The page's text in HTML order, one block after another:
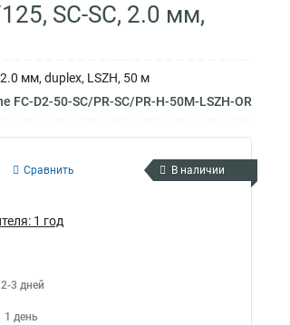
SC-SC, 2.0 мм,
мм, duplex, LSZH, 50 м
FC-D2-50-SC/PR-SC/PR-H-50M-LSZH-OR
Сравнить В наличии
1 год
2-3 дней
1 день